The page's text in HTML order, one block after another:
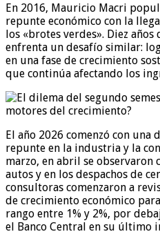
En 2016, Mauricio Macri
repunte económico con la
los «brotes verdes». Diez años
enfrenta un desafío similar:
en una fase de crecimiento
que continúa afectando los
El año 2026 comenzó con una
repunte en la industria y la
marzo, en abril se observaron
autos y en los despachos de
consultoras comenzaron a
de crecimiento económico
rango entre 1% y 2%, por
el Banco Central en su último